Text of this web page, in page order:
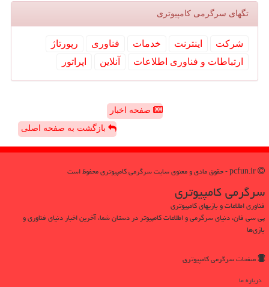
تگهای سرگرمی كامپیوتری
شركت اینترنت خدمات فناوری
رپورتاژ
ارتباطات و فناوری اطلاعات
آنلاین اپراتور
صفحه اخبار
بازگشت به صفحه اصلی
سرگرمی كامپیوتری
فناوری اطلاعات و بازیهای کامپیوتری
پی سی فان، دنیای سرگرمی و اطلاعات کامپیوتر در دستان شما، آخرین اخبار دنیای فناوری و
بازی‌ها
صفحات سرگرمی كامپیوتری
درباره ما